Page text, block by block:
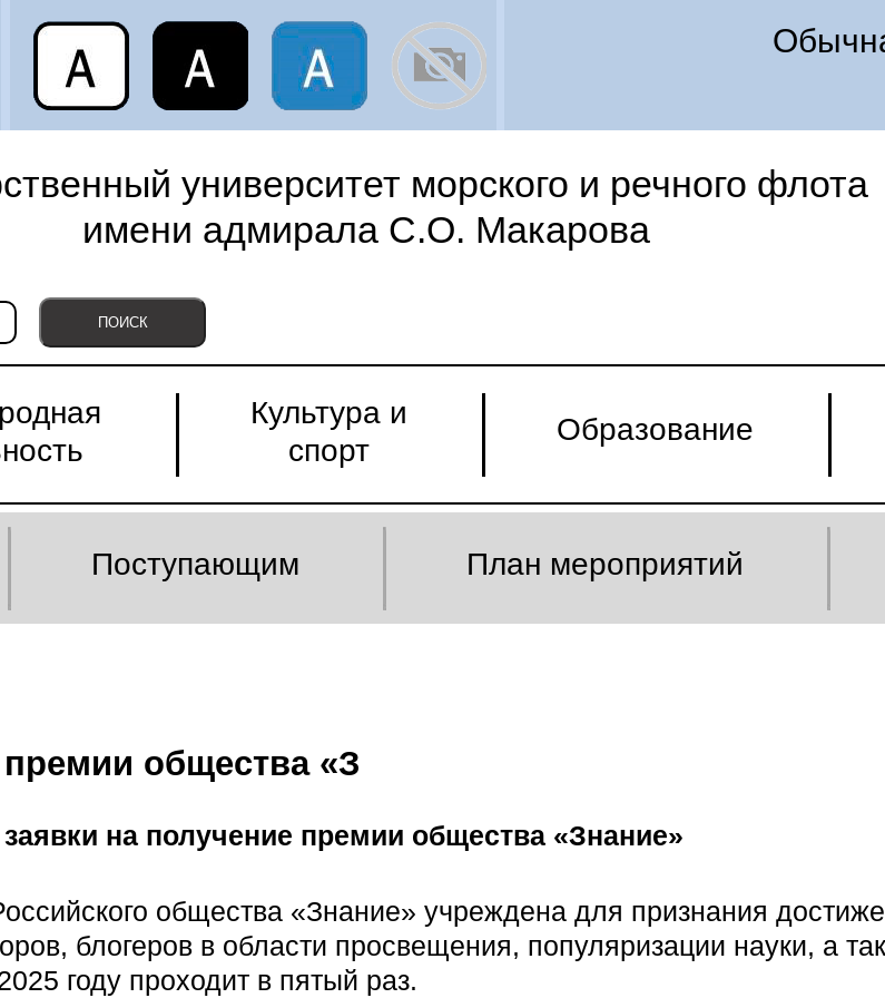
университет морского и речного флота
имени адмирала С.О. Макарова
Культура и
спорт
Образование
Поступающим План мероприятий
общества «З
на получение премии общества «Знание»
общества «Знание» учреждена для признания
блогеров в области просвещения, популяризации науки, а
году проходит в пятый раз.